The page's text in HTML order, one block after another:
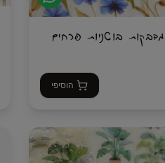
מארז 50 מדבקות בוטניות פרחים
הוסיפי